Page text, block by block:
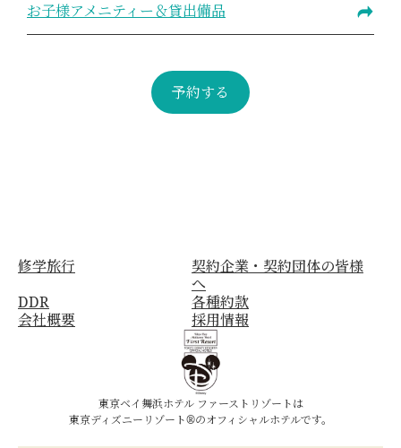
お子様アメニティー＆貸出備品
予約する
修学旅行
契約企業・契約団体の皆様
へ
DDR
各種約款
会社概要
採用情報
東京ベイ舞浜ホテル ファーストリゾートは
東京ディズニーリゾート®のオフィシャルホテルです。